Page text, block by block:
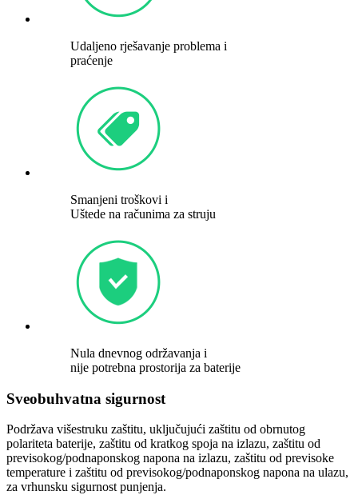
Udaljeno rješavanje problema i
praćenje
Smanjeni troškovi i
Uštede na računima za struju
Nula dnevnog održavanja i
nije potrebna prostorija za baterije
Sveobuhvatna sigurnost
Podržava višestruku zaštitu, uključujući zaštitu od obrnutog
polariteta baterije, zaštitu od kratkog spoja na izlazu, zaštitu od
previsokog/podnaponskog napona na izlazu, zaštitu od previsoke
temperature i zaštitu od previsokog/podnaponskog napona na ulazu,
za vrhunsku sigurnost punjenja.